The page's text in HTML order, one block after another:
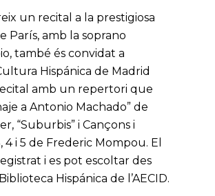
un recital a la prestigiosa
París, amb la soprano
també és convidat a
Hispánica de Madrid
amb un repertori que
a Antonio Machado” de
“Suburbis” i Cançons i
4 i 5 de Frederic Mompou. El
i es pot escoltar des
Hispánica de l’AECID.